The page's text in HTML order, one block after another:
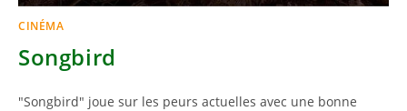
CINÉMA
Songbird
"Songbird" joue sur les peurs actuelles avec une bonne